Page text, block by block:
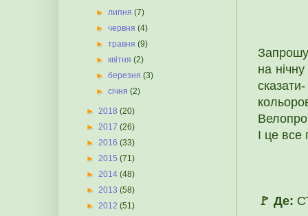
на
І це все
🚩 Де:
►липня(7)
►червня(4)
►травня(9)
►квітня(2)
►березня(3)
►січня(2)
► 2018 (20)
► 2017 (26)
► 2016 (33)
► 2015 (71)
► 2014 (48)
► 2013 (58)
► 2012 (51)